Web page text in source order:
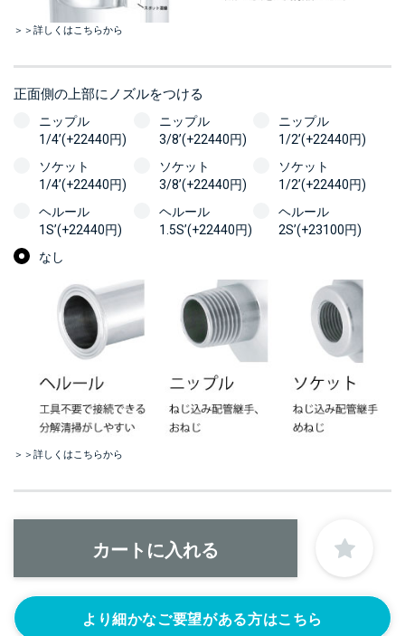
＞＞詳しくはこちらから
正面側の上部にノズルをつける
ニップル
1/4’(+22440円)
ニップル
3/8’(+22440円)
ニップル
1/2’(+22440円)
ソケット
1/4’(+22440円)
ソケット
3/8’(+22440円)
ソケット
1/2’(+22440円)
ヘルール
1S’(+22440円)
ヘルール
1.5S’(+22440円)
ヘルール
2S’(+23100円)
なし
＞＞詳しくはこちらから
より細かなご要望がある方はこちら